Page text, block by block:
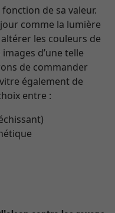
de sa valeur.
comme la lumière
les couleurs de
d’une telle
de commander
également de
entre :